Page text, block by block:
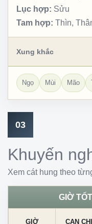
Lục hợp: Sửu
Tam hợp: Thìn,
Xung khắc
Ngọ Mùi Mão
03
Khuyến
Xem cát hung theo
GIỜ
GIỜ CAN CHI